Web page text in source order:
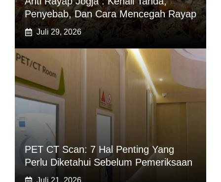
Penyebab, Dan Cara Mencegah Rayap
Juli 29, 2026
PET CT Scan: 7 Hal Penting Yang
Perlu Diketahui Sebelum Pemeriksaan
Juli 21, 2026